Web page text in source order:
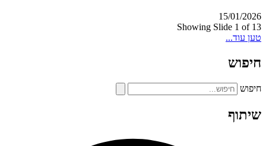
15/01/2026
Showing Slide 1 of 13
טען עוד...
חיפוש
חיפוש
שיתוף